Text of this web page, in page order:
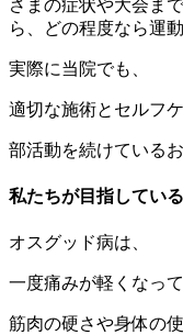
さまの症状や大会ま
ら、どの程度なら運
実際に当院でも、
適切な施術とセルフ
部活動を続けている
私たちが目指してい
オスグッド病は、
一度痛みが軽くなって
筋肉の硬さや身体の